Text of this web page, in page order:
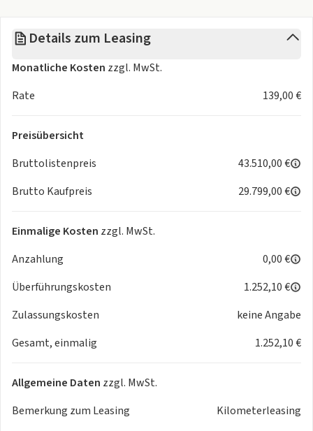
(ASCC)
Totwinkelwarner (BCW) und Querverkehrsassistent (RCCA)
Spurhalteassistent (LKA)
Rückfahrkamera
Regensensor
Navigationssystem mit 12,3-Zoll-Touchscreen, Hyundai
Smart-Key-System mit Start-/Stopp-Knopf
490€:
-> Fahrzeugzulassung bundesweit
-> Fahrzeugaufbereitung
Änderungen, Zwischenverkauf und Irrtümer sind ausdrücklich
vorbehalten. Die Beschreibung dient der allgemeinen
Details zum Leasing
Monatliche Kosten zzgl. MwSt.
Rate
139,00 €
Preisübersicht
Bruttolistenpreis
43.510,00 €
Brutto Kaufpreis
29.799,00 €
Einmalige Kosten zzgl. MwSt.
Anzahlung
0,00 €
Überführungskosten
1.252,10 €
Zulassungskosten
keine Angabe
Gesamt, einmalig
1.252,10 €
Allgemeine Daten zzgl. MwSt.
Bemerkung zum Leasing
Kilometerleasing